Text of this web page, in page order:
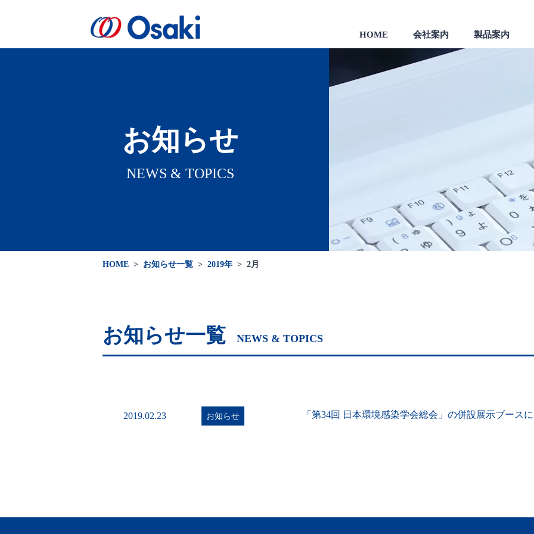
HOME
会社案内
会社案内
会社概要 会社沿革
製品案内
製品案内
医療関係者向け製品 一般のお客様向け製品
お知らせ
NEWS & TOPICS
HOME > お知らせ一覧 > 2019年 > 2月
お知らせ一覧 NEWS & TOPICS
2019.02.23 お知らせ 「第34回 日本環境感染学会総会」の併設展示ブース